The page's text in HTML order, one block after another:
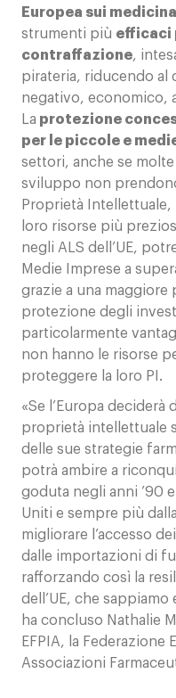
Europea sui
strumenti più efficaci
contraffazione,
pirateria, riducendo al
negativo, economico,
La protezione
per le piccole e
settori, anche se
sviluppo non
Proprietà
loro risorse più
negli ALS dell’UE,
Medie Imprese a
grazie a una maggiore
protezione degli
particolarmente
non hanno le risorse
proteggere la loro PI.
«Se l’Europa
proprietà intellettuale
delle sue strategie
potrà ambire a
goduta negli anni ’90
Uniti e sempre più
migliorare l’accesso
dalle importazioni di
rafforzando così la
dell’UE, che
ha concluso Nathalie
EFPIA, la Federazione
Associazioni